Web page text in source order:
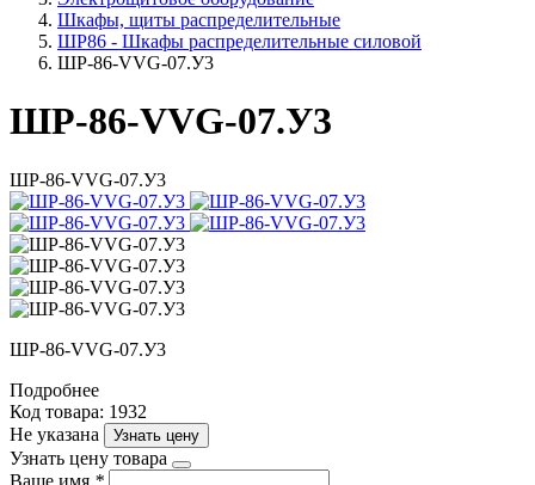
Шкафы, щиты распределительные
ШР86 - Шкафы распределительные силовой
ШР-86-VVG-07.У3
ШР-86-VVG-07.У3
ШР-86-VVG-07.У3
ШР-86-VVG-07.У3
Подробнее
Код товара: 1932
Не указана
Узнать цену
Узнать цену товара
Ваше имя *